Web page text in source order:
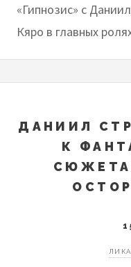
«Гипнозис» с
Кяро в главных
ДАНИИЛ
К